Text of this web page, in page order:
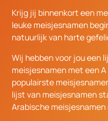
Krijg jij binnenkort een
leuke meisjesnamen
natuurlijk van harte
Wij hebben voor jou een
meisjesnamen met een
populairste
lijst van meisjesnamen
Arabische meisjesnamen